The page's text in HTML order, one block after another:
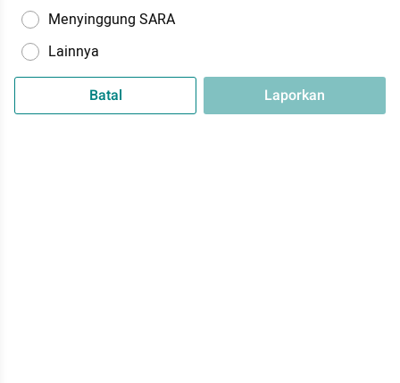
Menyinggung SARA
Lainnya
Batal Laporkan